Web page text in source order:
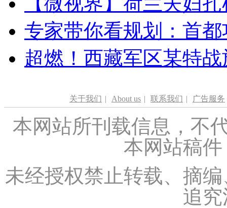
专家带你看规划：首
超燃！西藏军区某特
关于我们 | About us | 联系我们 | 广告服务
本网站所刊载信息，不
本网站稿
未经授权禁止转载、摘
追